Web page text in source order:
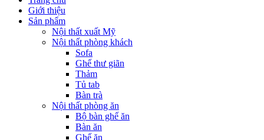
Giới thiệu
Sản phẩm
Nội thất xuất Mỹ
Nội thất phòng khách
Sofa
Ghế thư giãn
Thảm
Tủ tab
Bàn trà
Nội thất phòng ăn
Bộ bàn ghế ăn
Bàn ăn
Ghế ăn